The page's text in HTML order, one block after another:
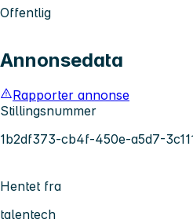
Offentlig
Annonsedata
Rapporter annonse
Stillingsnummer
1b2df373-cb4f-450e-a5d7-
Hentet fra
talentech